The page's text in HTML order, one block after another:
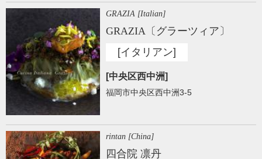
GRAZIA [Italian]
GRAZIA〔グラーツィア〕
[イタリアン]
[中央区西中洲]
福岡市中央区西中洲3-5
rintan [China]
四合院 凛丹